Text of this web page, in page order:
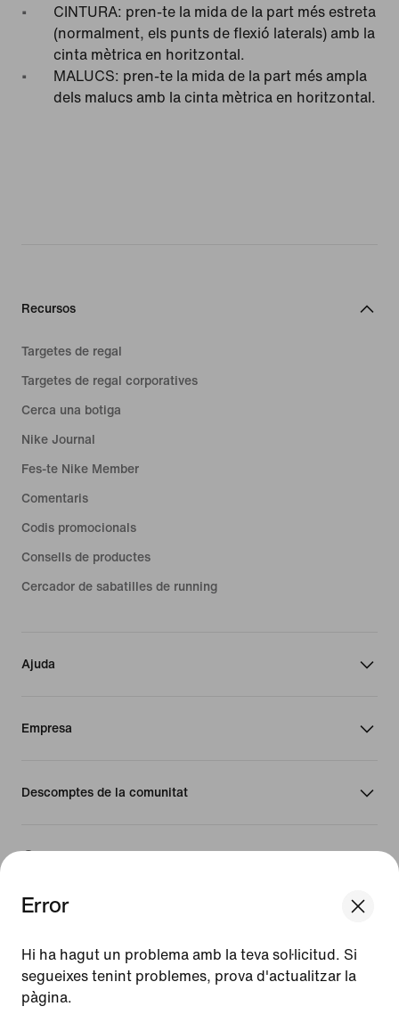
Error
Hi ha hagut un problema amb la teva sol·licitud. Si
segueixes tenint problemes, prova d'actualitzar la
pàgina.
CINTURA: pren-te la mida de la part més estreta
(normalment, els punts de flexió laterals) amb la
cinta mètrica en horitzontal.
MALUCS: pren-te la mida de la part més ampla
dels malucs amb la cinta mètrica en horitzontal.
Recursos
Targetes de regal
Targetes de regal corporatives
Cerca una botiga
Nike Journal
Fes-te Nike Member
Comentaris
Codis promocionals
Consells de productes
Cercador de sabatilles de running
Ajuda
Empresa
Descomptes de la comunitat
Espanya
Condicions d'ús
Condicions de venda
Informació de l'empresa